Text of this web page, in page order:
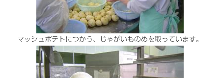
マッシュポテトにつかう、じゃがいものめを取っています。